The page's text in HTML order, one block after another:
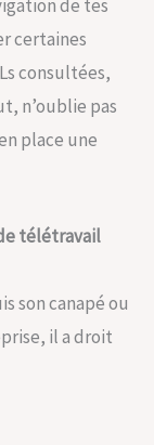
de tes
certaines
consultées,
n’oublie pas
place une
télétravail
son canapé ou
il a droit